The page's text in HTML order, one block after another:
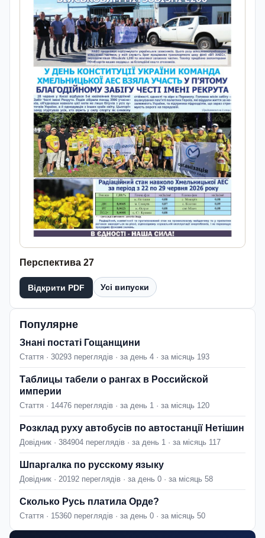
Перспектива 27
Відкрити PDF Усі випуски
Популярне
Знані постаті Гощанщини
Стаття · 30293 переглядів · за день 4 · за місяць 193
Таблицы табели о рангах в Российской
империи
Стаття · 14476 переглядів · за день 1 · за місяць 120
Розклад руху автобусів по автостанції Нетішин
Довідник · 384904 переглядів · за день 1 · за місяць 117
Шпаргалка по русскому языку
Довідник · 20192 переглядів · за день 0 · за місяць 58
Сколько Русь платила Орде?
Стаття · 15360 переглядів · за день 0 · за місяць 50